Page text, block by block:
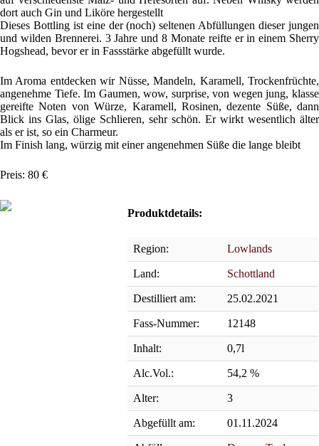
dort auch Gin und Liköre hergestellt
Dieses Bottling ist eine der (noch) seltenen Abfüllungen dieser jungen
und wilden Brennerei. 3 Jahre und 8 Monate reifte er in einem Sherry
Hogshead, bevor er in Fassstärke abgefüllt wurde.
Im Aroma entdecken wir Nüsse, Mandeln, Karamell, Trockenfrüchte,
angenehme Tiefe. Im Gaumen, wow, surprise, von wegen jung, klasse
gereifte Noten von Würze, Karamell, Rosinen, dezente Süße, dann
Blick ins Glas, ölige Schlieren, sehr schön. Er wirkt wesentlich älter
als er ist, so ein Charmeur.
Im Finish lang, würzig mit einer angenehmen Süße die lange bleibt
Preis: 80 €
Produktdetails:
Region: Lowlands
Land: Schottland
Destilliert am: 25.02.2021
Fass-Nummer: 12148
Inhalt: 0,7l
Alc.Vol.: 54,2 %
Alter: 3
Abgefüllt am: 01.11.2024